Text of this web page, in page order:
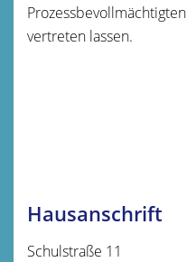
Prozessbevollmächtigten
vertreten lassen.
Hausanschrift
Schulstraße 11